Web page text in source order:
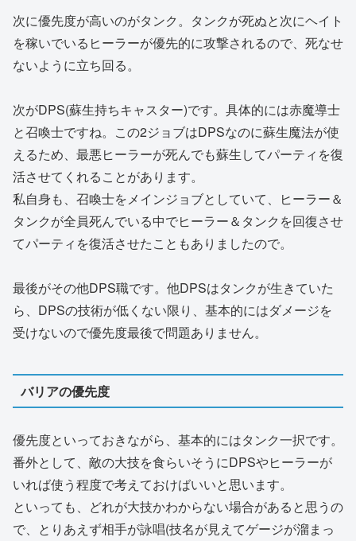
次に優先度が高いのがタンク。タンクが死ぬと次にヘイト
を稼いでいるヒーラーが優先的に攻撃されるので、死なせ
ないように立ち回る。
次がDPS(蘇生持ちキャスター)です。具体的には赤魔導士
と召喚士ですね。この2ジョブはDPSなのに蘇生魔法が使
えるため、最悪ヒーラーが死んでも蘇生してパーティを復
活させてくれることがあります。
私自身も、召喚士をメインジョブとしていて、ヒーラー＆
タンクが全員死んでいる中でヒーラー＆タンクを回復させ
てパーティを復活させたこともありましたので。
最後がその他DPS職です。他DPSはタンクが生きていた
ら、DPSの技術が低くない限り、基本的にはダメージを
受けないので優先度最後で問題ありません。
バリアの優先度
優先度といっておきながら、基本的にはタンク一択です。
番外として、敵の大技を食らいそうにDPSやヒーラーが
いれば使う程度で考えておけばいいと思います。
といっても、どれが大技かわからない場合があると思うの
で、とりあえず相手が詠唱(技名が見えてゲージが溜まっ